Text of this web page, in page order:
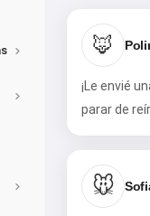
🦊
¡Le envié
parar de
🐭